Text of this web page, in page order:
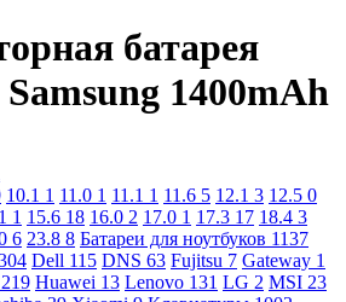
батарея
1400mAh
10.1 1 11.0 1 11.1 1 11.6 5 12.1 3 12.5 0
1 15.6 18 16.0 2 17.0 1 17.3 17 18.4 3
6 23.8 8 Батареи для ноутбуков 1137
Dell 115 DNS 63 Fujitsu 7 Gateway 1
219 Huawei 13 Lenovo 131 LG 2 MSI 23